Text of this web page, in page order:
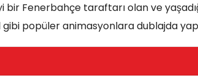
bir Fenerbahçe taraftarı olan ve
popüler animasyonlara dublajda